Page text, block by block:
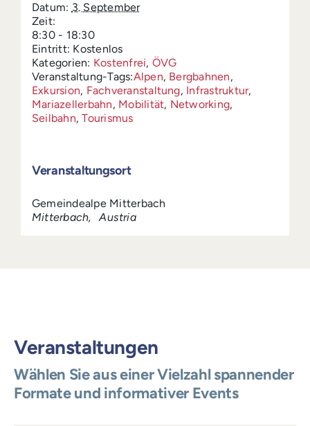
Datum: 3. September
Zeit:
8:30 - 18:30
Eintritt: Kostenlos
Kategorien: Kostenfrei, ÖVG
Veranstaltung-Tags:Alpen, Bergbahnen,
Exkursion, Fachveranstaltung, Infrastruktur,
Mariazellerbahn, Mobilität, Networking,
Seilbahn,Tourismus
Veranstaltungsort
Gemeindealpe Mitterbach
Mitterbach, Austria
Veranstaltungen
Wählen Sie aus einer Vielzahl spannender
Formate und informativer Events